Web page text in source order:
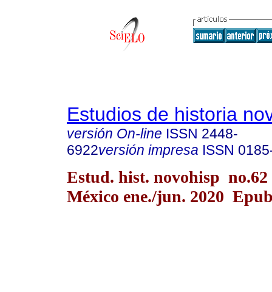
Estudios de historia
versión On-line ISSN 2448-
6922versión impresa ISSN
Estud. hist. novohisp
México ene./jun. 2020